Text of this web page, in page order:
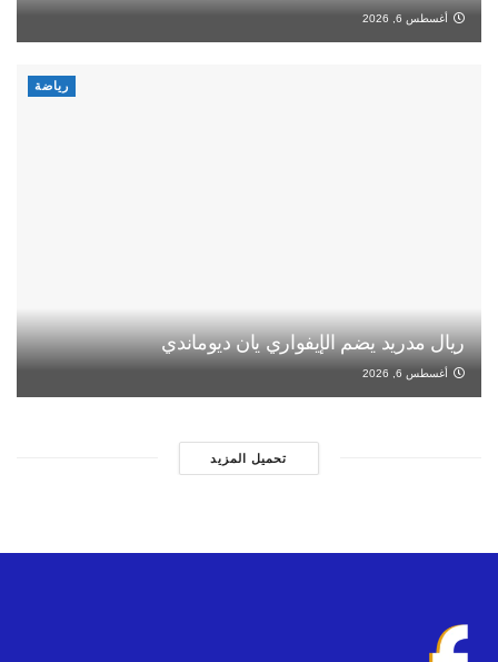
أغسطس 6, 2026
رياضة
ريال مدريد يضم الإيفواري يان ديوماندي
أغسطس 6, 2026
تحميل المزيد